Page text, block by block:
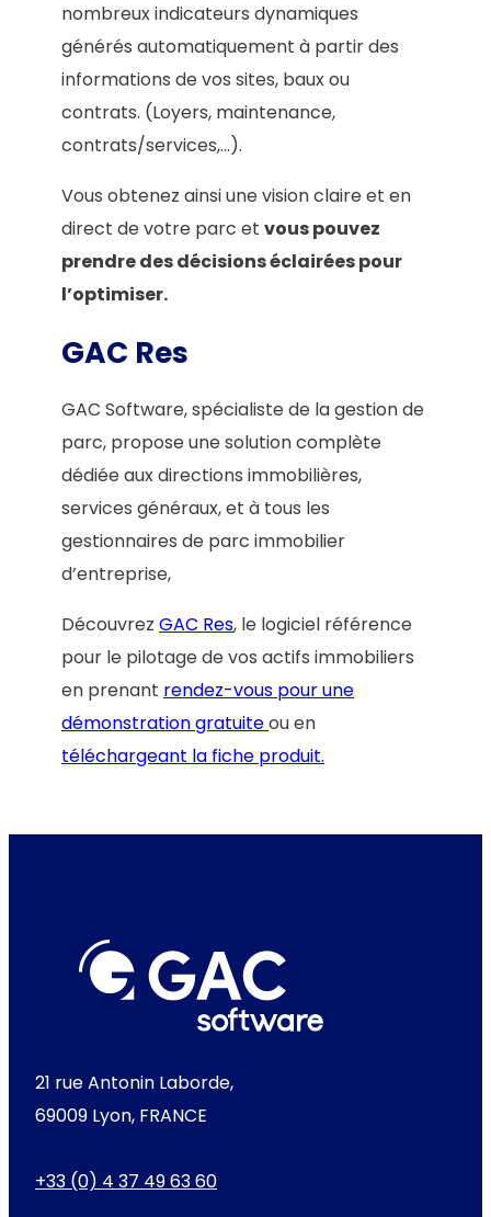
nombreux indicateurs dynamiques
générés automatiquement à partir des
informations de vos sites, baux ou
contrats. (Loyers, maintenance,
contrats/services,…).
Vous obtenez ainsi une vision claire et en
direct de votre parc et vous pouvez
prendre des décisions éclairées pour
l’optimiser.
GAC Res
GAC Software, spécialiste de la gestion de
parc, propose une solution complète
dédiée aux directions immobilières,
services généraux, et à tous les
gestionnaires de parc immobilier
d’entreprise,
Découvrez GAC Res, le logiciel référence
pour le pilotage de vos actifs immobiliers
en prenant rendez-vous pour une
démonstration gratuiteou en
téléchargeant la fiche produit.
21 rue Antonin Laborde,
69009 Lyon, FRANCE
+33 (0) 4 37 49 63 60